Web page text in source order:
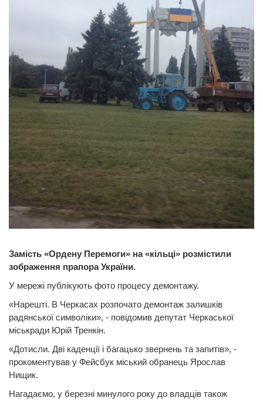
Замість «Ордену Перемоги» на «кільці» розмістили
зображення прапора України.
У мережі публікують фото процесу демонтажу.
«Нарешті. В Черкасах розпочато демонтаж залишків
радянської символіки», - повідомив депутат Черкаської
міськради Юрій Тренкін.
«Дотисли. Дві каденції і багацько звернень та запитів», -
прокоментував у Фейсбук міський обранець Ярослав
Нищик.
Нагадаємо, у березні минулого року до владців також